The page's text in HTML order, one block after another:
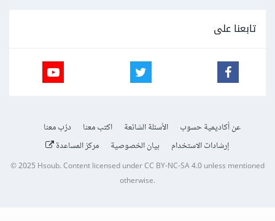
تابعنا على
عن أكاديمية حسوب الأسئلة الشائعة اكتب معنا
درّب معنا
إرشادات الاستخدام
بيان الخصوصية مركز المساعدة
© 2025Hsoub.Content licensed underCC BY-NC-SA 4.0unless mentioned
otherwise.